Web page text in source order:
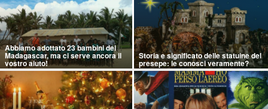
Abbiamo adottato 23 bambini del
Madagascar, ma ci serve ancora il
vostro aiuto!
Storia e significato delle statuine del
presepe: le conosci veramente?